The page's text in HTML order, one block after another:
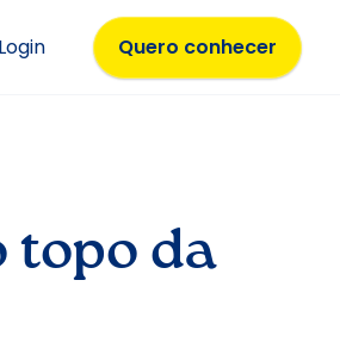
Login Quero conhecer
topo da